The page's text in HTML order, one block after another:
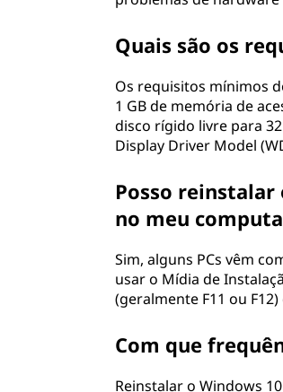
Quais são os
Os requisitos mínimos
1 GB de memória de
disco rígido livre para
Display Driver Model
Posso reinstalar
no meu
Sim, alguns PCs vêm
usar o Mídia de
(geralmente F11 ou
Com que
Reinstalar o Windows